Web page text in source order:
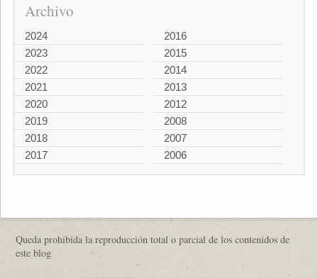
Archivo
2024
2023
2022
2021
2020
2019
2018
2017
2016
2015
2014
2013
2012
2008
2007
2006
Queda prohibida la reproducción total o parcial de los contenidos de
este blog